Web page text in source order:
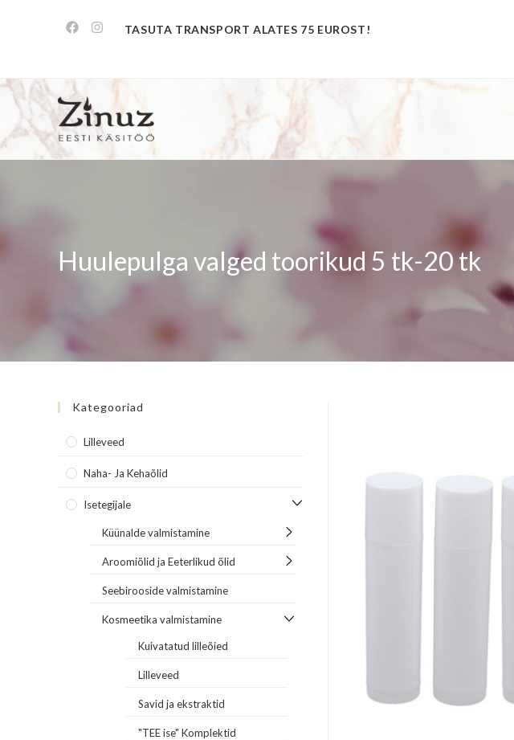
TASUTA TRANSPORT ALATES 75 EUROST!
Huulepulga valged toorikud 5 tk-20 tk
Kategooriad
Lilleveed
Naha- Ja Kehaõlid
Isetegijale
Küünalde valmistamine
Aroomiõlid ja Eeterlikud õlid
Seebirooside valmistamine
Kosmeetika valmistamine
Kuivatatud lilleõied
Lilleveed
Savid ja ekstraktid
"TEE ise" Komplektid